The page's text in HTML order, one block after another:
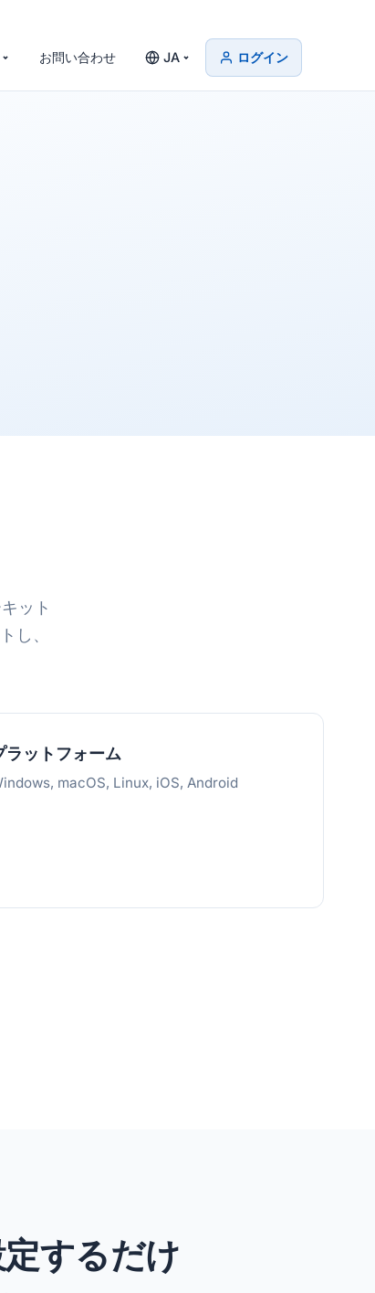
お問い合わせ JA ログイン
ット
し、
ラットフォーム
macOS, Linux, iOS, Android
するだけ